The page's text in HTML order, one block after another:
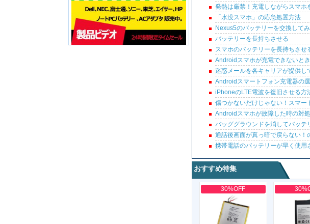
発熱は厳禁！充電しながらスマホ
「水没スマホ」の応急処置方法
Nexus5のバッテリーを交換して
バッテリーを長持ちさせる
スマホのバッテリーを長持ちさせ
Androidスマホが充電できないと
迷惑メールを各キャリアが提供
Androidスマートフォン充電器の
iPhoneのLTE電波を復旧させる方
傷つかないだけじゃない！スマ
Androidスマホが故障した時の対
バッググラウンドを消してバッテ
通話後画面が真っ暗で戻らない！
携帯電話のバッテリーが早く使用
おすすめ特集
30%OFF